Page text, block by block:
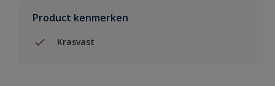
Product kenmerken
Krasvast